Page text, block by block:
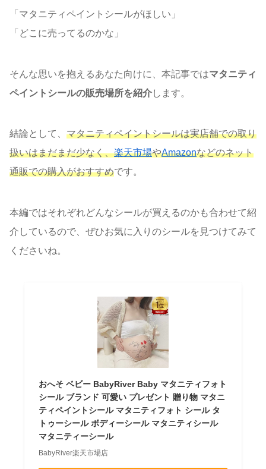
「マタニティペイントシールがほしい」
「どこに売ってるのかな」
そんな思いを抱えるあなた向けに、本記事ではマタニティ
ペイントシールの販売場所を紹介します。
結論として、 マタニティペイントシールは実店舗での取り
扱いはまだまだ少なく、楽天市場やAmazonなどのネット
通販での購入がおすすめです。
本編ではそれぞれどんなシールが買えるのかも合わせて紹
介しているので、ぜひお気に入りのシールを見つけてみて
くださいね。
おへそ ベビー BabyRiver Baby マタニティフォト
シール ブランド 可愛い プレゼント 贈り物 マタニ
ティペイントシール マタニティフォト シール タ
トゥーシール ボディーシール マタニティシール
マタニティーシール
BabyRiver楽天市場店